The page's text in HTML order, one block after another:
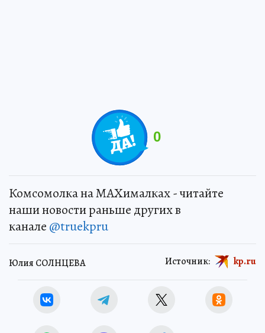
0
Комсомолка на MAXималках - читайте
наши новости раньше других в
канале @truekpru
Юлия СОЛНЦЕВА Источник: kp.ru